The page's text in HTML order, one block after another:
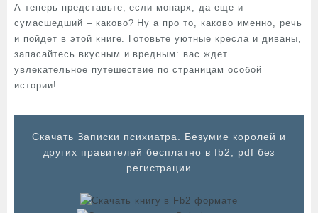
А теперь представьте, если монарх, да еще и
сумасшедший – каково? Ну а про то, каково именно, речь
и пойдет в этой книге. Готовьте уютные кресла и диваны,
запасайтесь вкусным и вредным: вас ждет
увлекательное путешествие по страницам особой
истории!
Cкачать Записки психиатра. Безумие королей и
других правителей бесплатно в fb2, pdf без
регистрации